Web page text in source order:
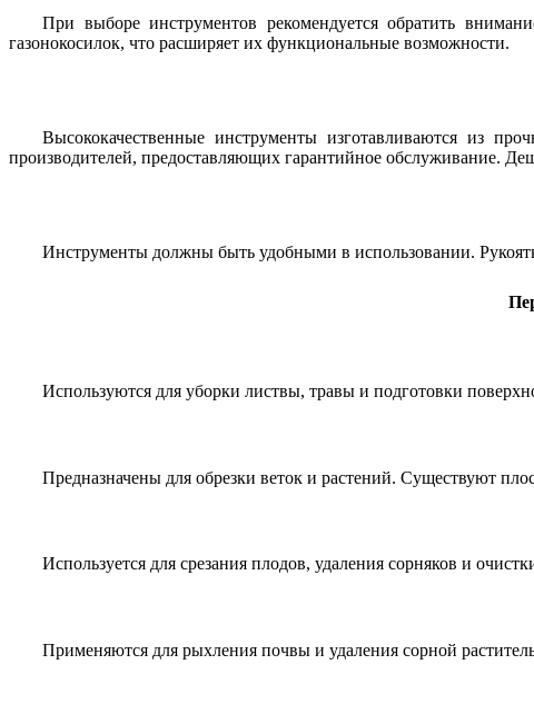
При выборе инструментов рекомендуется обратить
газонокосилок, что расширяет их функциональные возможности.
Высококачественные инструменты изготавливаются из
производителей, предоставляющих гарантийное обслуживание.
Инструменты должны быть удобными в использовании.
Используются для уборки листвы, травы и подготовки
Предназначены для обрезки веток и растений. Существуют
Используется для срезания плодов, удаления сорняков и
Применяются для рыхления почвы и удаления сорной